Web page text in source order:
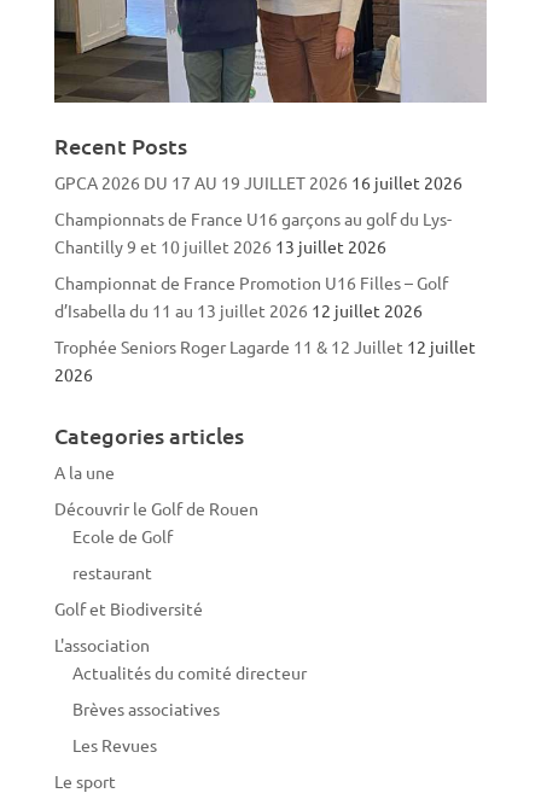
Recent Posts
GPCA 2026 DU 17 AU 19 JUILLET 2026 16 juillet 2026
Championnats de France U16 garçons au golf du Lys-
Chantilly 9 et 10 juillet 2026 13 juillet 2026
Championnat de France Promotion U16 Filles – Golf
d’Isabella du 11 au 13 juillet 2026 12 juillet 2026
Trophée Seniors Roger Lagarde 11 & 12 Juillet 12 juillet
2026
Categories articles
A la une
Découvrir le Golf de Rouen
Ecole de Golf
restaurant
Golf et Biodiversité
L'association
Actualités du comité directeur
Brèves associatives
Les Revues
Le sport